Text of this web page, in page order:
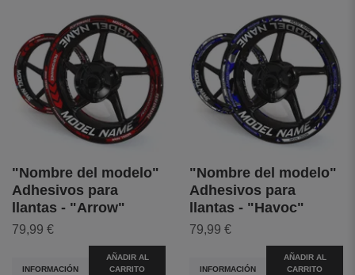
"Nombre del modelo"
Adhesivos para
llantas - "Arrow"
79,99 €
INFORMACIÓN
AÑADIR AL
CARRITO
"Nombre del modelo"
Adhesivos para
llantas - "Havoc"
79,99 €
INFORMACIÓN
AÑADIR AL
CARRITO